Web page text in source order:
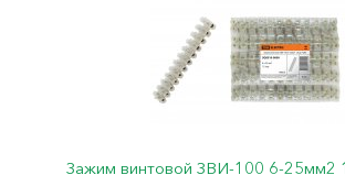
Зажим винтовой ЗВИ-100 6-25мм2